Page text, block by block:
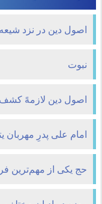
اصول دین در نزد شیعه
نبوت
اصول دین لازمهً
امام علی پدرِ مهربان
حج یکی از مهم‌ترین